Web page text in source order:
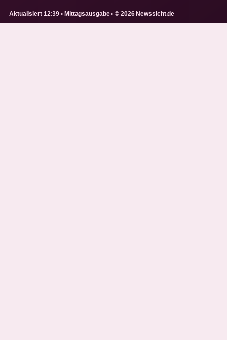
Aktualisiert 12:39 • Mittagsausgabe • © 2026 Newssicht.de